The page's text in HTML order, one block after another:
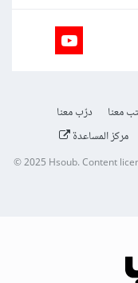
معنا
درّب معنا
مركز المساعدة
© 2025Hsoub.Content